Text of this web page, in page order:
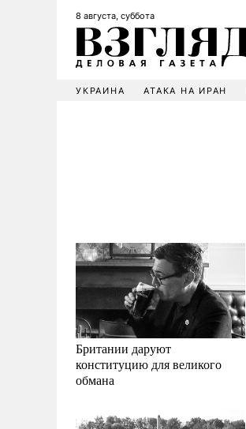
8 августа, суббота
УКРАИНА АТАКА НА ИРАН
Британии даруют
конституцию для великого
обмана